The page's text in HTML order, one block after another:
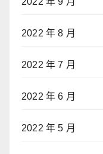
2022 年 8 月
2022 年 7 月
2022 年 6 月
2022 年 5 月